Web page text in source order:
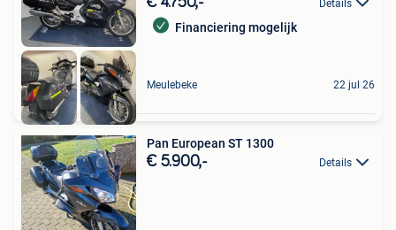
Details
Financiering mogelijk
Meulebeke 22 jul 26
Pan European ST 1300
€ 5.900,- Details